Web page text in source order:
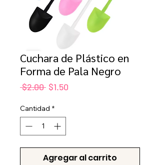
Cuchara de Plástico en
Forma de Pala Negro
$2.00 Precio
$1.50
Cantidad *
Agregar al carrito